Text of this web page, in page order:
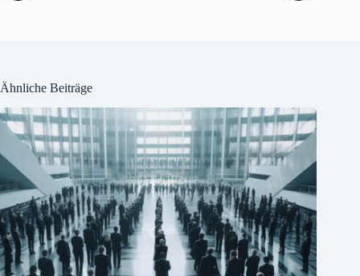
Ähnliche Beiträge